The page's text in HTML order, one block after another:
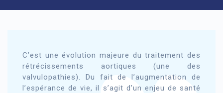
C’est une évolution majeure du traitement des
rétrécissements aortiques (une des
valvulopathies). Du fait de l’augmentation de
l’espérance de vie, il s’agit d’un enjeu de santé